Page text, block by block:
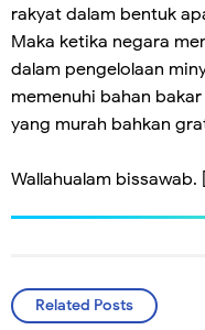
rakyat dalam bentuk
Maka ketika negara
dalam pengelolaan
memenuhi bahan
yang murah bahkan
Wallahualam bissawab.
Related Posts